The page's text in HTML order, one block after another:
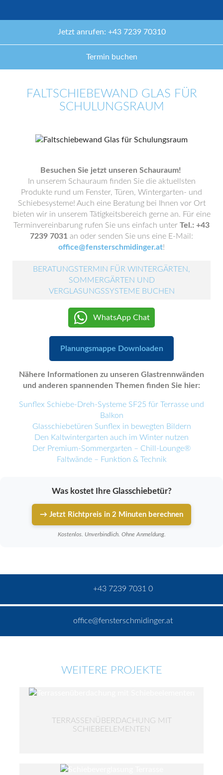
Jetzt anrufen: +43 7239 70310
Termin buchen
FALTSCHIEBEWAND GLAS FÜR
SCHULUNGSRAUM
Besuchen Sie jetzt unseren Schauraum!
In unserem Schauraum finden Sie die aktuellsten
Produkte rund um Fenster, Türen, Wintergarten- und
Schiebesysteme! Auch eine Beratung bei Ihnen vor Ort
bieten wir in unserem Tätigkeitsbereich gerne an. Für eine
Terminvereinbarung rufen Sie uns einfach unter Tel.: +43
7239 7031 an oder senden Sie uns eine E-Mail:
office@fensterschmidinger.at!
BERATUNGSTERMIN FÜR WINTERGÄRTEN,
SOMMERGÄRTEN UND
VERGLASUNGSSYSTEME BUCHEN
WhatsApp Chat
Planungsmappe Downloaden
Nähere Informationen zu unseren Glastrennwänden
und anderen spannenden Themen finden Sie hier:
Sunflex Schiebe-Dreh-Systeme SF25 für Terrasse und
Balkon
Glasschiebetüren Sunflex in bewegten Bildern
Den Kaltwintergarten auch im Winter nutzen
Der Premium-Sommergarten – Chill-Lounge®
Faltwände – Funktion & Technik
Was kostet Ihre Glasschiebetür?
→ Jetzt Richtpreis in 2 Minuten berechnen
Kostenlos. Unverbindlich. Ohne Anmeldung.
+43 7239 7031 0
office@fensterschmidinger.at
WEITERE PROJEKTE
TERRASSENÜBERDACHUNG MIT
SCHIEBEELEMENTEN